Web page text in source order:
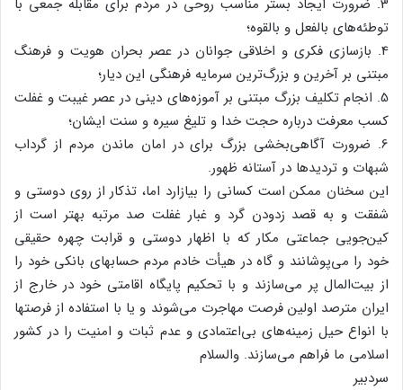
توطئه‌های‌ بالفعل‌ و بالقوه‌؛
4. بازسازی‌ فکری‌ و اخلاقی‌ جوانان‌ در عصر بحران‌ هویت‌ و فرهنگ‌
مبتنی‌ بر آخرین‌ و بزرگ‌ترین‌ سرمایه‌ فرهنگی‌ این‌ دیار؛
5. انجام‌ تکلیف‌ بزرگ‌ مبتنی‌ بر آموزه‌های‌ دینی‌ در عصر غیبت‌ و غفلت‌
کسب‌ معرفت‌ درباره‌ حجت‌ خدا و تلیغ‌ سیره‌ و سنت‌ ایشان‌؛
6. ضرورت‌ آگاهی‌بخشی‌ بزرگ‌ برای‌ در امان‌ ماندن‌ مردم‌ از گرداب‌
شبهات‌ و تردیدها در آستانه‌ ظهور.
این‌ سخنان‌ ممکن‌ است‌ کسانی‌ را بیازارد اما، تذکار از روی‌ دوستی‌ و
شفقت‌ و به‌ قصد زدودن‌ گرد و غبار غفلت‌ صد مرتبه‌ بهتر است‌ از
کین‌جویی‌ جماعتی‌ مکار که‌ با اظهار دوستی‌ و قرابت‌ چهره‌ حقیقی‌
خود را می‌پوشانند و گاه‌ در هیأت‌ خادم‌ مردم‌ حسابهای‌ بانکی‌ خود را
از بیت‌المال‌ پر می‌سازند و با تحکیم‌ پایگاه‌ اقامتی‌ خود در خارج‌ از
ایران‌ مترصد اولین‌ فرصت‌ مهاجرت‌ می‌شوند و یا با استفاده‌ از فرصتها
با انواع‌ حیل‌ زمینه‌های‌ بی‌اعتمادی‌ و عدم‌ ثبات‌ و امنیت‌ را در کشور
اسلامی‌ ما فراهم‌ می‌سازند. والسلام‌
سردبیر